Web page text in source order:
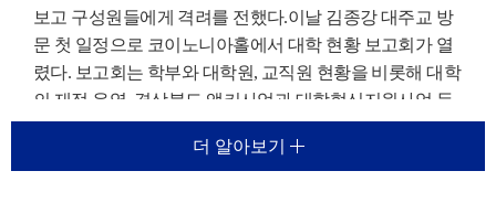
보고 구성원들에게 격려를 전했다.이날 김종강 대주교 방
문 첫 일정으로 코이노니아홀에서 대학 현황 보고회가 열
렸다. 보고회는 학부와 대학원, 교직원 현황을 비롯해 대학
의 재정 운영, 경상북도 앵커사업과 대학혁신지원사업 등
주요 재정지원사업, 외국인 유학생 지원 현황에 대한 보고
가 진행되었다.이를 통해 우리 대학이 교육환경 변화에 대
더 알아보기